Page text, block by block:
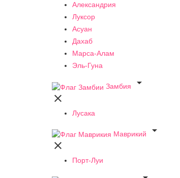
Александрия
Луксор
Асуан
Дахаб
Марса-Алам
Эль-Гуна
Замбия


Лусака
Маврикий


Порт-Луи